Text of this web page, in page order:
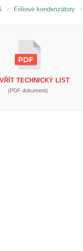
> Fóliové kondenzátory >
TECHNICKÝ LIST
(PDF dokument)